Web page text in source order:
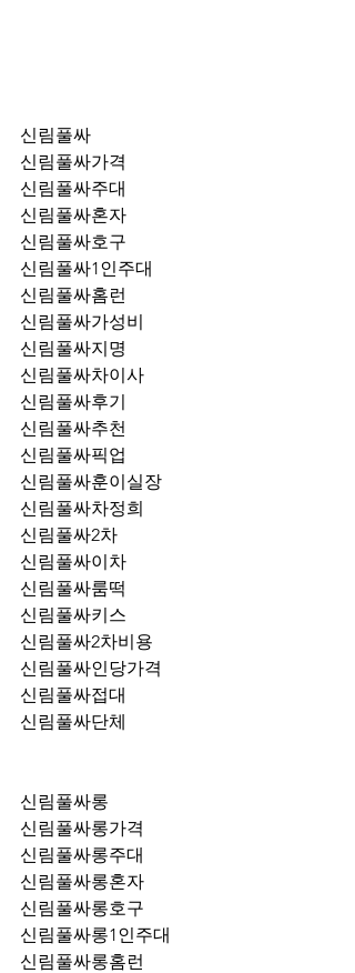
신림풀싸
신림풀싸가격
신림풀싸주대
신림풀싸혼자
신림풀싸호구
신림풀싸1인주대
신림풀싸홈런
신림풀싸가성비
신림풀싸지명
신림풀싸차이사
신림풀싸후기
신림풀싸추천
신림풀싸훈이실장
신림풀싸차정희
신림풀싸2차
신림풀싸이차
신림풀싸룸떡
신림풀싸키스
신림풀싸2차비용
신림풀싸인당가격
신림풀싸접대
신림풀싸단체
신림풀싸롱
신림풀싸롱가격
신림풀싸롱주대
신림풀싸롱혼자
신림풀싸롱호구
신림풀싸롱1인주대
신림풀싸롱홈런